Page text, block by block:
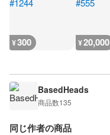
¥300 ¥20,000
BasedHeads
商品数135
同じ作者の商品